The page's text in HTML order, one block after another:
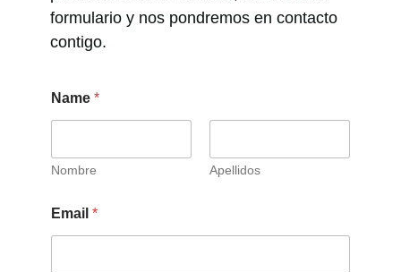
formulario y nos pondremos en contacto
contigo.
Name *
Nombre Apellidos
Email *